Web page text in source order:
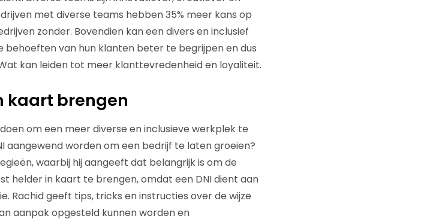
met diverse teams hebben 35% meer kans op
zonder. Bovendien kan een divers en inclusief
van hun klanten beter te begrijpen en dus
kan leiden tot meer klanttevredenheid en loyaliteit.
kaart brengen
om een meer diverse en inclusieve werkplek te
aangewend worden om een bedrijf te laten groeien?
waarbij hij aangeeft dat belangrijk is om de
helder in kaart te brengen, omdat een DNI dient aan
Rachid geeft tips, tricks en instructies over de wijze
aanpak opgesteld kunnen worden en